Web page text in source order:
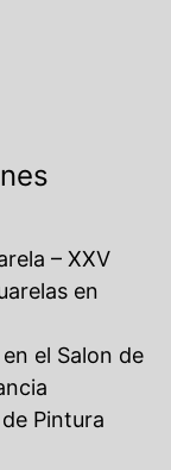
– XXV
en
el Salon de
Pintura